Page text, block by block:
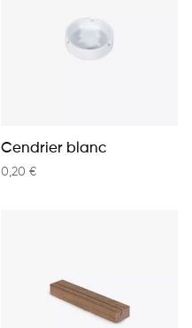
Cendrier blanc
0,20 €